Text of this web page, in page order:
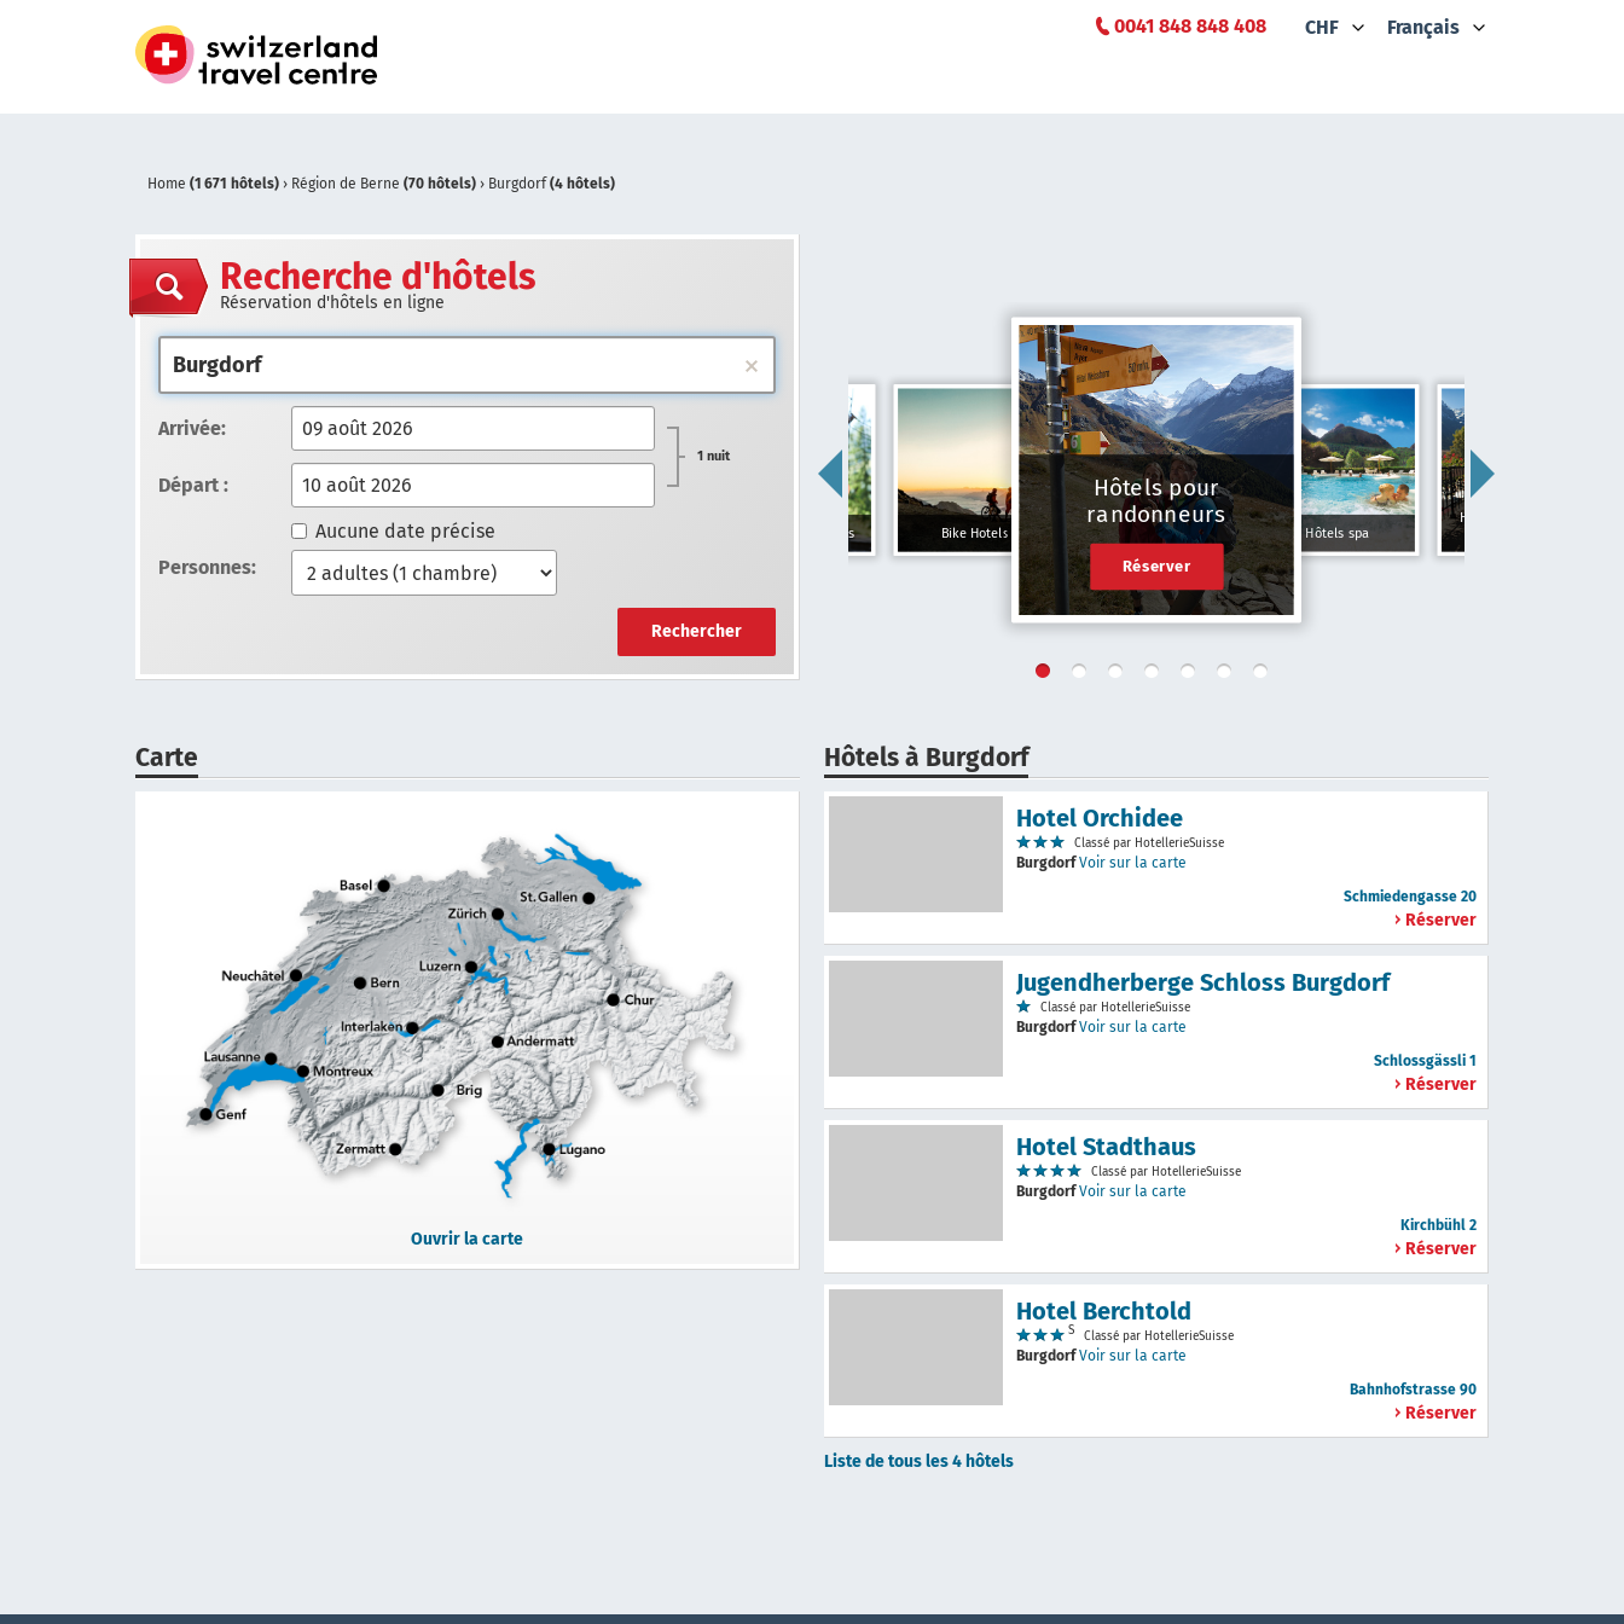
0041 848 848 408 CHF Français
Home (1 671 hôtels) › Région de Berne (70 hôtels) › Burgdorf (4 hôtels)
Recherche d'hôtels
Réservation d'hôtels en ligne
Arrivée:
Départ :
1 nuit
Aucune date précise
Personnes:
Rechercher
Hôtels pour familles Bike Hotels
Hôtels pour
randonneurs
Réserver
Hôtels spa
Hôtels Typiquement
Carte
Ouvrir la carte
Hôtels à Burgdorf
Hotel Orchidee
Classé par HotellerieSuisse
BurgdorfVoir sur la carte
Schmiedengasse 20
Réserver
Jugendherberge Schloss Burgdorf
Classé par HotellerieSuisse
BurgdorfVoir sur la carte
Schlossgässli 1
Réserver
Hotel Stadthaus
Classé par HotellerieSuisse
BurgdorfVoir sur la carte
Kirchbühl 2
Réserver
Hotel Berchtold
S Classé par HotellerieSuisse
BurgdorfVoir sur la carte
Bahnhofstrasse 90
Réserver
Liste de tous les 4 hôtels